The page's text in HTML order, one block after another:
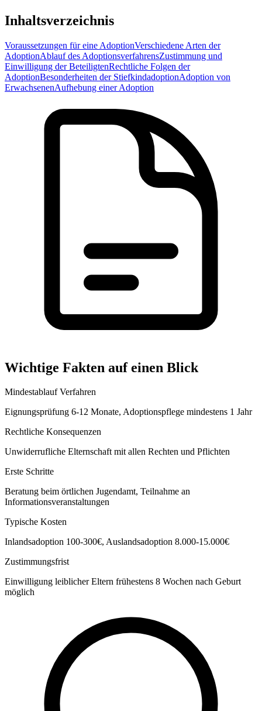
Inhaltsverzeichnis
Voraussetzungen für eine AdoptionVerschiedene Arten der
AdoptionAblauf des AdoptionsverfahrensZustimmung und
Einwilligung der BeteiligtenRechtliche Folgen der
AdoptionBesonderheiten der StiefkindadoptionAdoption von
ErwachsenenAufhebung einer Adoption
Wichtige Fakten auf einen Blick
Mindestablauf Verfahren
Eignungsprüfung 6-12 Monate, Adoptionspflege mindestens 1 Jahr
Rechtliche Konsequenzen
Unwiderrufliche Elternschaft mit allen Rechten und Pflichten
Erste Schritte
Beratung beim örtlichen Jugendamt, Teilnahme an
Informationsveranstaltungen
Typische Kosten
Inlandsadoption 100-300€, Auslandsadoption 8.000-15.000€
Zustimmungsfrist
Einwilligung leiblicher Eltern frühestens 8 Wochen nach Geburt
möglich